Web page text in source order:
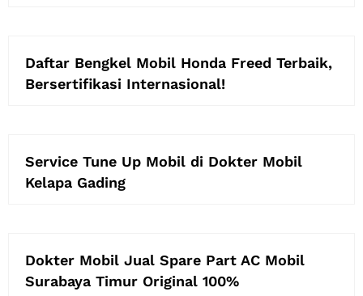
Daftar Bengkel Mobil Honda Freed Terbaik,
Bersertifikasi Internasional!
Service Tune Up Mobil di Dokter Mobil
Kelapa Gading
Dokter Mobil Jual Spare Part AC Mobil
Surabaya Timur Original 100%